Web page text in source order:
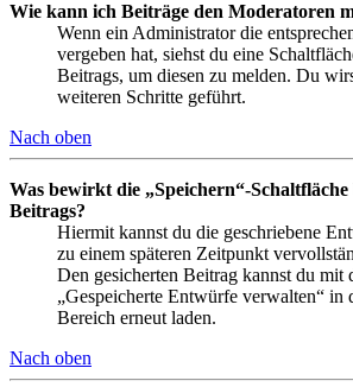
Wie kann ich Beiträge den Moderatoren
Wenn ein Administrator die
vergeben hat, siehst du eine
Beitrags, um diesen zu melden. Du
weiteren Schritte geführt.
Nach oben
Was bewirkt die „Speichern“-Schaltfläche
Beitrags?
Hiermit kannst du die geschriebene
zu einem späteren Zeitpunkt
Den gesicherten Beitrag kannst du mit
„Gespeicherte Entwürfe verwalten“ in
Bereich erneut laden.
Nach oben